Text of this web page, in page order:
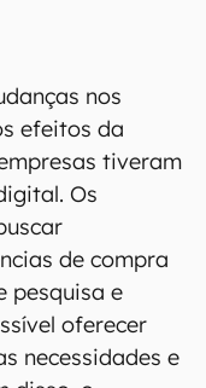
nos
efeitos da
tiveram
Os
de compra
pesquisa e
oferecer
necessidades e